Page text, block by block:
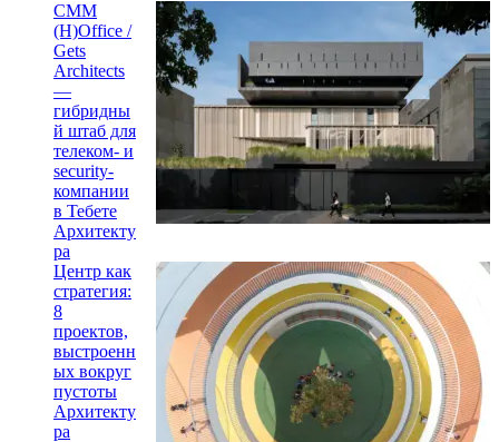
CMM
(H)Office /
Gets
Architects
—
гибридны
й штаб для
телеком- и
security-
компании
в Тебете
Архитекту
ра
Центр как
стратегия:
8
проектов,
выстроенн
ых вокруг
пустоты
Архитекту
ра